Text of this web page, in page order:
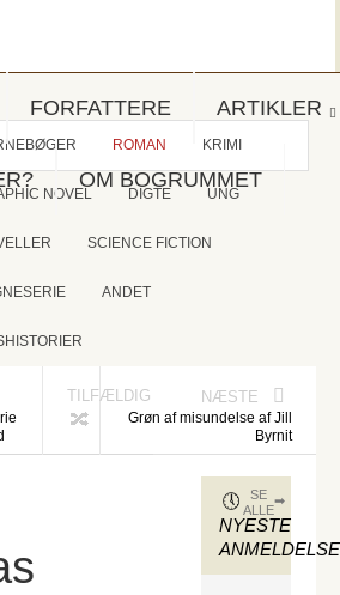
FORFATTERE ARTIKLER
OM BOGRUMMET
ROMAN KRIMI
NOVEL DIGTE UNG
SCIENCE FICTION
ANDET
TILFÆLDIG NÆSTE
Grøn af misundelse af Jill
Byrnit
NYESTE
SE
ALLE